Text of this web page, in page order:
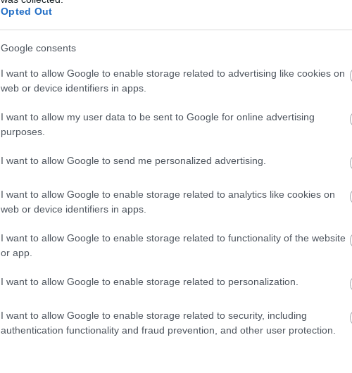
Opted Out
Google consents
I want to allow Google to enable storage related to advertising like cookies on
web or device identifiers in apps.
I want to allow my user data to be sent to Google for online advertising
purposes.
I want to allow Google to send me personalized advertising.
I want to allow Google to enable storage related to analytics like cookies on
web or device identifiers in apps.
I want to allow Google to enable storage related to functionality of the website
or app.
I want to allow Google to enable storage related to personalization.
I want to allow Google to enable storage related to security, including
authentication functionality and fraud prevention, and other user protection.